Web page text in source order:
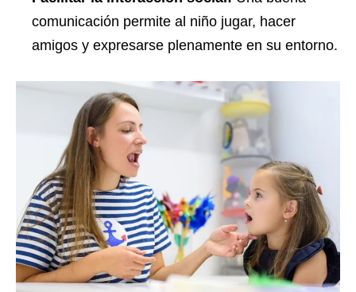
comunicación permite al niño jugar, hacer
amigos y expresarse plenamente en su entorno.